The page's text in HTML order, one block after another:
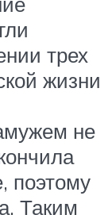
трех
жизни
не
поэтому
Таким